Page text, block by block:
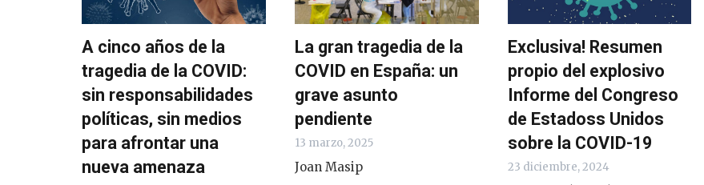
A cinco años de la
tragedia de la COVID:
sin responsabilidades
políticas, sin medios
para afrontar una
nueva amenaza
La gran tragedia de la
COVID en España: un
grave asunto
pendiente
13 marzo, 2025
Joan Masip
Exclusiva! Resumen
propio del explosivo
Informe del Congreso
de Estadoss Unidos
sobre la COVID-19
23 diciembre, 2024